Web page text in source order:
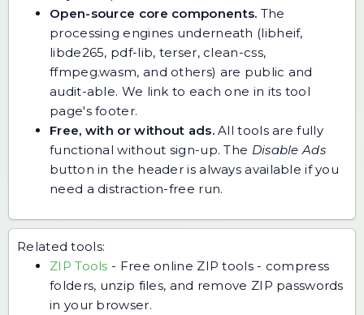
Open-source core components. The
processing engines underneath (libheif,
libde265, pdf-lib, terser, clean-css,
ffmpeg.wasm, and others) are public and
audit-able. We link to each one in its tool
page's footer.
Free, with or without ads.All tools are fully
functional without sign-up. The Disable Ads
button in the header is always available if you
need a distraction-free run.
Related tools:
ZIP Tools - Free online ZIP tools - compress
folders, unzip files, and remove ZIP passwords
in your browser.